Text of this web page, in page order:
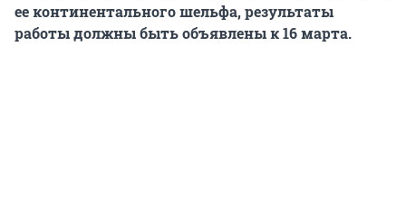
ее континентального шельфа, результаты
работы должны быть объявлены к 16 марта.